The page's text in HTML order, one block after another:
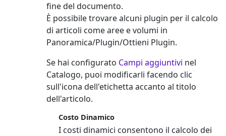
fine del documento.
È possibile trovare alcuni plugin per il calcolo
di articoli come aree e volumi in
Panoramica/Plugin/Ottieni Plugin.
Se hai configurato Campi aggiuntivi nel
Catalogo, puoi modificarli facendo clic
sull'icona dell'etichetta accanto al titolo
dell'articolo.
Costo Dinamico
I costi dinamici consentono il calcolo dei